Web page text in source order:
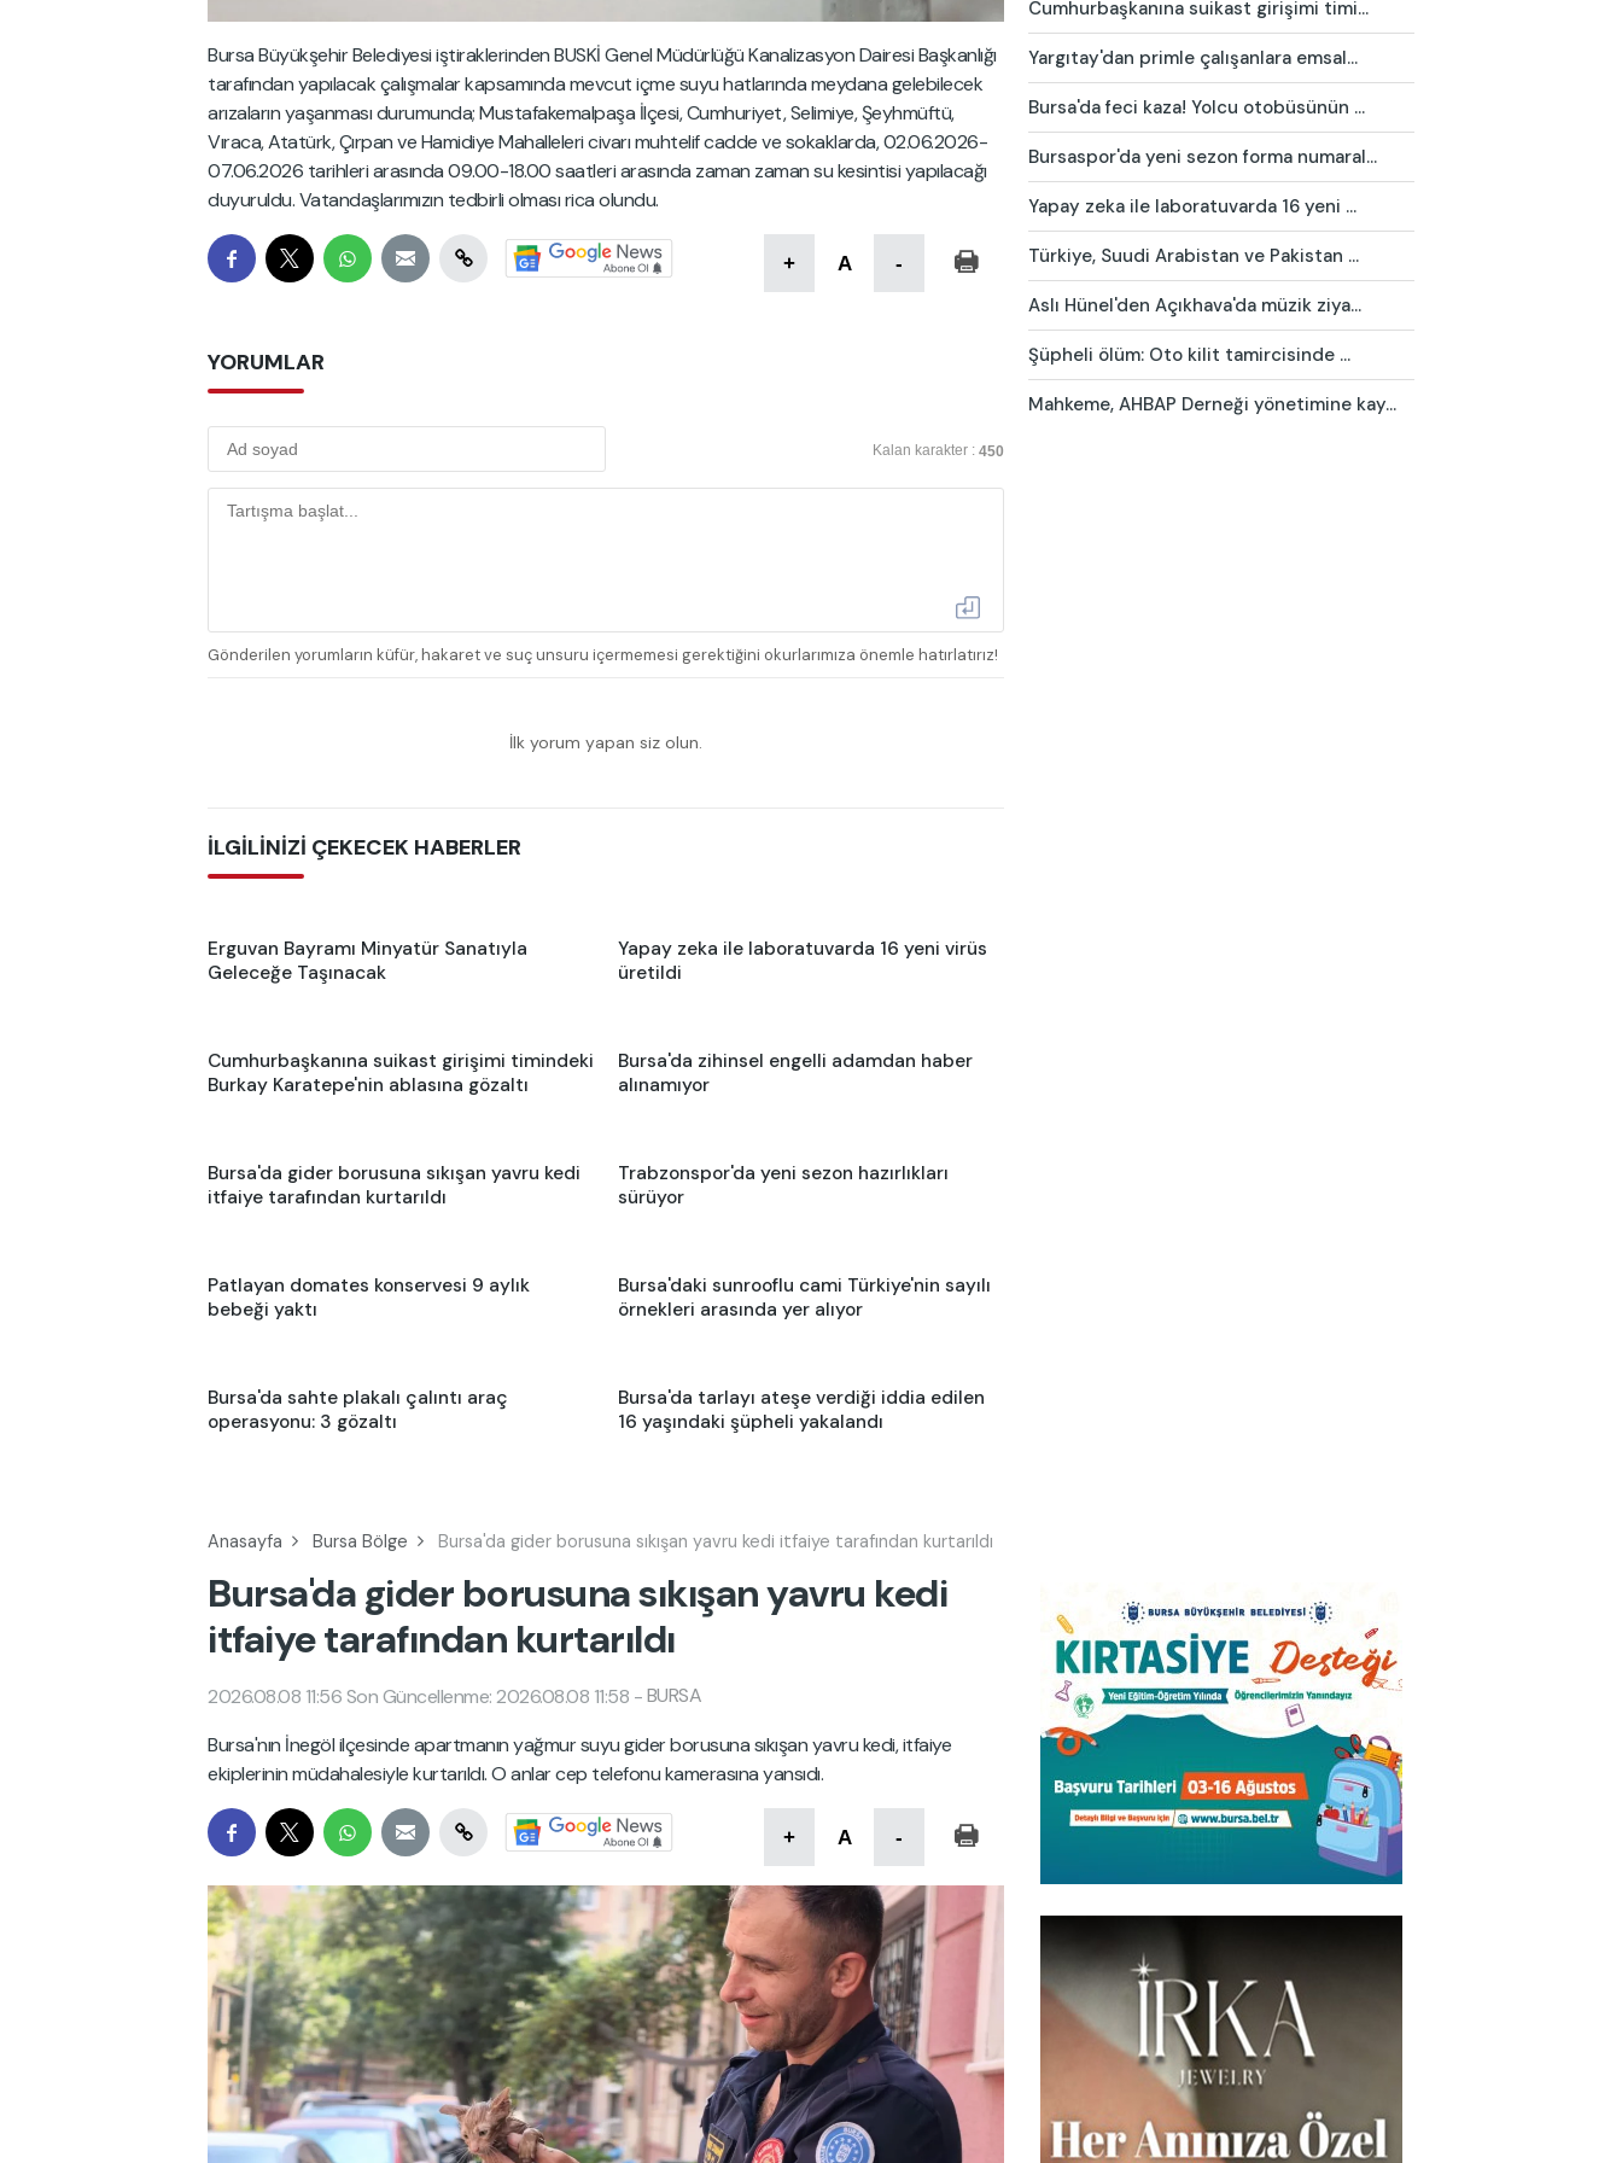
Bursa Büyükşehir Belediyesi iştiraklerinden BUSKİ Genel Müdürlüğü Kanalizasyon Dairesi Başkanlığı
tarafından yapılacak çalışmalar kapsamında mevcut içme suyu hatlarında meydana gelebilecek
arızaların yaşanması durumunda; Mustafakemalpaşa İlçesi, Cumhuriyet, Selimiye, Şeyhmüftü,
Vıraca, Atatürk, Çırpan ve Hamidiye Mahalleleri civarı muhtelif cadde ve sokaklarda, 02.06.2026-
07.06.2026 tarihleri arasında 09.00-18.00 saatleri arasında zaman zaman su kesintisi yapılacağı
duyuruldu. Vatandaşlarımızın tedbirli olması rica olundu.
+ A -
YORUMLAR
Kalan karakter : 450
Gönderilen yorumların küfür, hakaret ve suç unsuru içermemesi gerektiğini okurlarımıza önemle hatırlatırız!
İlk yorum yapan siz olun.
İLGİLİNİZİ ÇEKECEK HABERLER
Erguvan Bayramı Minyatür Sanatıyla
Geleceğe Taşınacak
Yapay zeka ile laboratuvarda 16 yeni virüs
üretildi
Cumhurbaşkanına suikast girişimi timindeki
Burkay Karatepe'nin ablasına gözaltı
Bursa'da zihinsel engelli adamdan haber
alınamıyor
Bursa'da gider borusuna sıkışan yavru kedi
itfaiye tarafından kurtarıldı
Trabzonspor'da yeni sezon hazırlıkları
sürüyor
Patlayan domates konservesi 9 aylık
bebeği yaktı
Bursa'daki sunrooflu cami Türkiye'nin sayılı
örnekleri arasında yer alıyor
Bursa'da sahte plakalı çalıntı araç
operasyonu: 3 gözaltı
Bursa'da tarlayı ateşe verdiği iddia edilen
16 yaşındaki şüpheli yakalandı
Cumhurbaşkanına suikast girişimi timi...
Yargıtay'dan primle çalışanlara emsal...
Bursa'da feci kaza! Yolcu otobüsünün ...
Bursaspor'da yeni sezon forma numaral...
Yapay zeka ile laboratuvarda 16 yeni ...
Türkiye, Suudi Arabistan ve Pakistan ...
Aslı Hünel'den Açıkhava'da müzik ziya...
Şüpheli ölüm: Oto kilit tamircisinde ...
Mahkeme, AHBAP Derneği yönetimine kay...
Anasayfa Bursa Bölge Bursa'da gider borusuna sıkışan yavru kedi itfaiye tarafından kurtarıldı
Bursa'da gider borusuna sıkışan yavru kedi
itfaiye tarafından kurtarıldı
2026.08.08 11:56 Son Güncellenme: 2026.08.08 11:58 -BURSA
Bursa'nın İnegöl ilçesinde apartmanın yağmur suyu gider borusuna sıkışan yavru kedi, itfaiye
ekiplerinin müdahalesiyle kurtarıldı. O anlar cep telefonu kamerasına yansıdı.
+ A -